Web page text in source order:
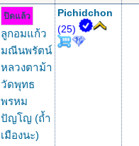
ปิดแล้ว
ลูกอมแก้ว
มณีนพรัตน์
หลวงตาม้า
วัดพุทธ
พรหม
ปัญโญ (ถ้ำ
เมืองนะ)
Pichidchon
(25)